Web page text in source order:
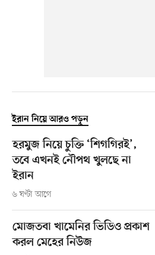
ইরান নিয়ে আরও পড়ুন
হরমুজ নিয়ে চুক্তি ‘শিগগিরই’,
তবে এখনই নৌপথ খুলছে না
ইরান
৬ ঘণ্টা আগে
মোজতবা খামেনির ভিডিও প্রকাশ
করল মেহের নিউজ